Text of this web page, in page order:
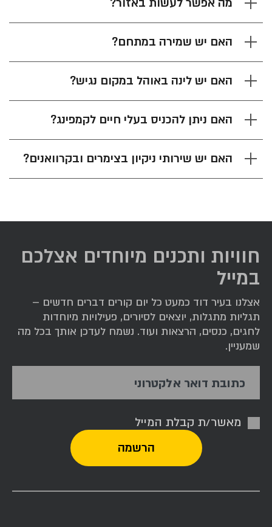
האם יש שמירה במתחם?
האם יש לינה באוהל במקום נגיש?
האם ניתן להכניס בעלי חיים לקמפינג?
האם יש שירותי ניקיון בצימרים ובקרוואנים?
חוויות ותכנים מיוחדים אצלכם
במייל
אצלנו בעיר דוד כמעט כל יום קורים דברים חדשים –
תגליות מתגלות, יוצאים לסיורים, פעילויות מיוחדות
לחגים, כנסים, הרצאות ועוד. נשמח לעדכן אותך בכל מה
שמעניין.
כתובת דואר אלקטרוני
מאשר/ת קבלת המייל